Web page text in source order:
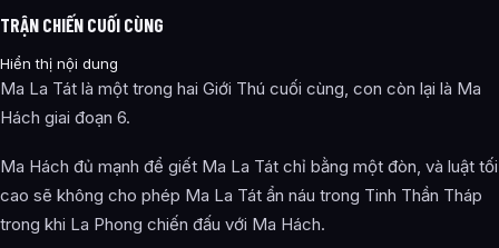
TRẬN CHIẾN CUỐI CÙNG
Hiển thị nội dung
Ma La Tát là một trong hai Giới Thú cuối cùng, con còn lại là Ma
Hách giai đoạn 6.
Ma Hách đủ mạnh để giết Ma La Tát chỉ bằng một đòn, và luật tối
cao sẽ không cho phép Ma La Tát ẩn náu trong Tinh Thần Tháp
trong khi La Phong chiến đấu với Ma Hách.